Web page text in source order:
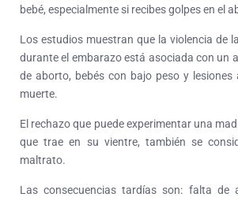
bebé, especialmente si recibes golpes en el
Los estudios muestran que la violencia de
durante el embarazo está asociada con un
de aborto, bebés con bajo peso y lesiones
muerte.
El rechazo que puede experimentar una
que trae en su vientre, también se
maltrato.
Las consecuencias tardías son: falta de